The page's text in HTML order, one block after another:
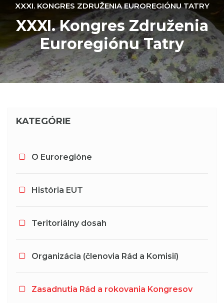
XXXI. KONGRES ZDRUŽENIA EUROREGIÓNU TATRY
XXXI. Kongres Združenia
Euroregiónu Tatry
KATEGÓRIE
O Euroregióne
História EUT
Teritoriálny dosah
Organizácia (členovia Rád a Komisií)
Zasadnutia Rád a rokovania Kongresov